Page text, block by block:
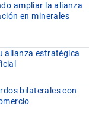
ampliar la alianza
en minerales
alianza estratégica
bilaterales con